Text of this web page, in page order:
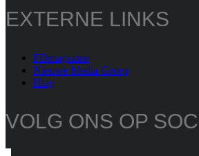
EXTERNE LINKS
FDmagazine
Nieuwe Media Groep
Htag
VOLG ONS OP